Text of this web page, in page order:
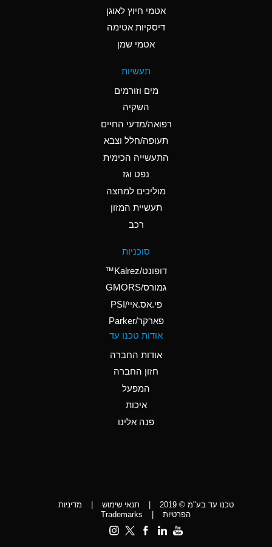
Ammonia Gas (cold)
A
Ammonia Gas (hot)
Ammonium Hydroxide
A
Ammonium Nitrate
Ammonium Nitrite
Ammonium Persulfate
Ammonium Phosphate
A
Ammonium Sulfate
*
Amyl Acetate (Banana
Aniline
D
Aniline Dyes
C
אטמי חיוץ לאוגן
דיסקיות אטימה
אטמי שמן
תעשיות
מים וזורמים
השקיה
רפואה/מדעי החיים
תעופה/חלל וצבא
התעשייה הכימית
נפט וגז
מוליכים למחצה
תעשיית המזון
רכב
סוכניות
דופונט/Kalrez™
גמורס/GMORS
פי.אס.איי/PSI
פארקר/Parker
אודות טכנו עד
אודות החברה
חזון החברה
המפעל
איכות
פנה אלינו
טכנו עד בע"מ © 2019 | תנאי שימוש |
מדיניות
הפרטיות
|
Trademarks